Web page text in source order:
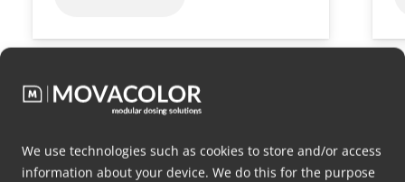
We use technologies such as cookies to store and/or access
information about your device. We do this for the purpose